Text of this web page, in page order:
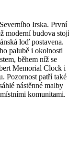
Irska. První
moderní budova
loď postavena.
palubě i okolnosti
během níž se
Memorial Clock i
Pozornost patří také
nástěnné malby
komunitami.